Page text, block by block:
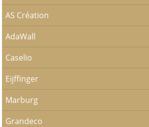
AS Création
AdaWall
Caselio
Eijffinger
Marburg
Grandeco